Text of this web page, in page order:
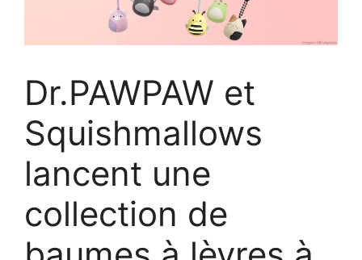
Dr.PAWPAW et
Squishmallows
lancent une
collection de